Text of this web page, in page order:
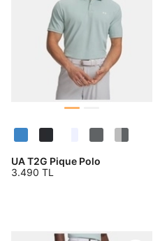
UA T2G Pique Polo
3.490 TL